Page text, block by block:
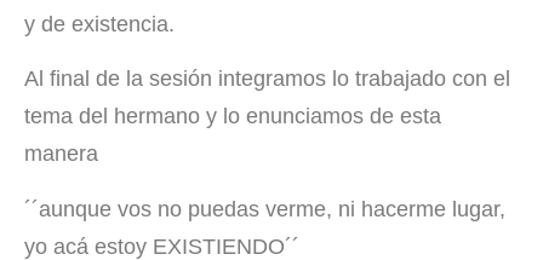
y de existencia.
Al final de la sesión integramos lo trabajado con el
tema del hermano y lo enunciamos de esta
manera
´´aunque vos no puedas verme, ni hacerme lugar,
yo acá estoy EXISTIENDO´´